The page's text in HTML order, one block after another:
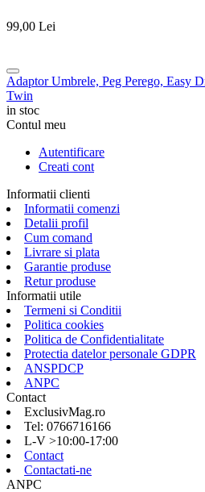
99,00 Lei
Adaptor Umbrele, Peg Perego, Easy
Twin
in stoc
Contul meu
Autentificare
Creati cont
Informatii clienti
Informatii comenzi
Detalii profil
Cum comand
Livrare si plata
Garantie produse
Retur produse
Informatii utile
Termeni si Conditii
Politica cookies
Politica de Confidentialitate
Protectia datelor personale GDPR
ANSPDCP
ANPC
Contact
ExclusivMag.ro
Tel: 0766716166
L-V >10:00-17:00
Contact
Contactati-ne
ANPC